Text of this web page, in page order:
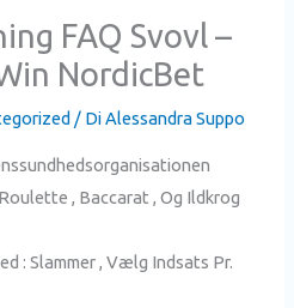
FAQ Svovl –
NordicBet
/ DiAlessandra Suppo
, Baccarat , Og Ildkrog
: Slammer , Vælg Indsats Pr.